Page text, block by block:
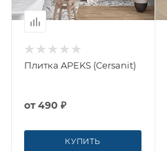
Плитка APEKS (Cersanit)
от490 ₽
КУПИТЬ